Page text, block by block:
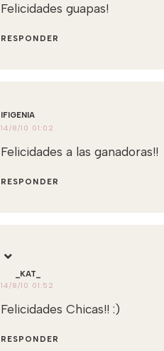
Felicidades guapas!
RESPONDER
IFIGENIA
14/8/10 01:02
Felicidades a las ganadoras!!
RESPONDER
_KAT_
14/8/10 01:52
Felicidades Chicas!! :)
RESPONDER